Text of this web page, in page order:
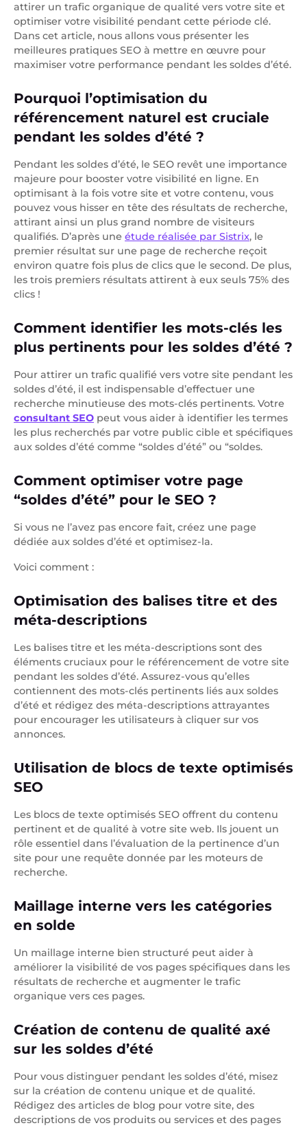
attirer un trafic organique de qualité vers votre site et
optimiser votre visibilité pendant cette période clé.
Dans cet article, nous allons vous présenter les
meilleures pratiques SEO à mettre en œuvre pour
maximiser votre performance pendant les soldes d’été.
Pourquoi l’optimisation du
référencement naturel est cruciale
pendant les soldes d’été ?
Pendant les soldes d’été, le SEO revêt une importance
majeure pour booster votre visibilité en ligne. En
optimisant à la fois votre site et votre contenu, vous
pouvez vous hisser en tête des résultats de recherche,
attirant ainsi un plus grand nombre de visiteurs
qualifiés. D’après une étude réalisée par Sistrix, le
premier résultat sur une page de recherche reçoit
environ quatre fois plus de clics que le second. De plus,
les trois premiers résultats attirent à eux seuls 75% des
clics !
Comment identifier les mots-clés les
plus pertinents pour les soldes d’été ?
Pour attirer un trafic qualifié vers votre site pendant les
soldes d’été, il est indispensable d’effectuer une
recherche minutieuse des mots-clés pertinents. Votre
consultant SEO peut vous aider à identifier les termes
les plus recherchés par votre public cible et spécifiques
aux soldes d’été comme “soldes d’été” ou “soldes.
Comment optimiser votre page
“soldes d’été” pour le SEO ?
Si vous ne l’avez pas encore fait, créez une page
dédiée aux soldes d’été et optimisez-la.
Voici comment :
Optimisation des balises titre et des
méta-descriptions
Les balises titre et les méta-descriptions sont des
éléments cruciaux pour le référencement de votre site
pendant les soldes d’été. Assurez-vous qu’elles
contiennent des mots-clés pertinents liés aux soldes
d’été et rédigez des méta-descriptions attrayantes
pour encourager les utilisateurs à cliquer sur vos
annonces.
Utilisation de blocs de texte optimisés
SEO
Les blocs de texte optimisés SEO offrent du contenu
pertinent et de qualité à votre site web. Ils jouent un
rôle essentiel dans l’évaluation de la pertinence d’un
site pour une requête donnée par les moteurs de
recherche.
Maillage interne vers les catégories
en solde
Un maillage interne bien structuré peut aider à
améliorer la visibilité de vos pages spécifiques dans les
résultats de recherche et augmenter le trafic
organique vers ces pages.
Création de contenu de qualité axé
sur les soldes d’été
Pour vous distinguer pendant les soldes d’été, misez
sur la création de contenu unique et de qualité.
Rédigez des articles de blog pour votre site, des
descriptions de vos produits ou services et des pages